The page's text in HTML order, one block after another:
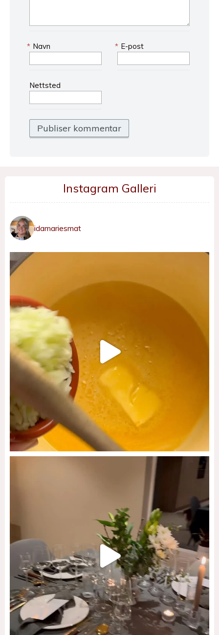
Navn
* E-post
*
Nettsted
Instagram Galleri
idamariesmat